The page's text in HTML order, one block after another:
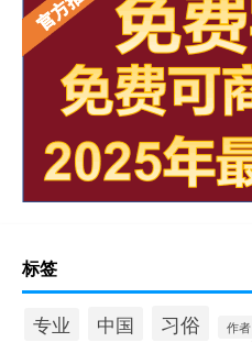
标签
专业 中国 习俗 作者